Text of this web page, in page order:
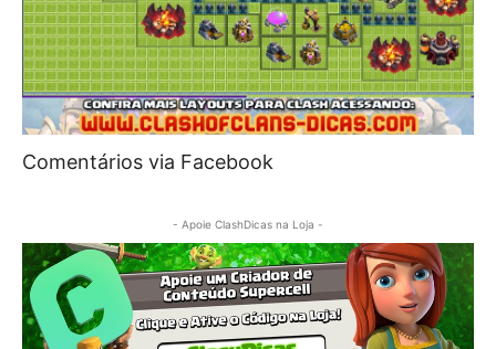
Comentários via Facebook
- Apoie ClashDicas na Loja -